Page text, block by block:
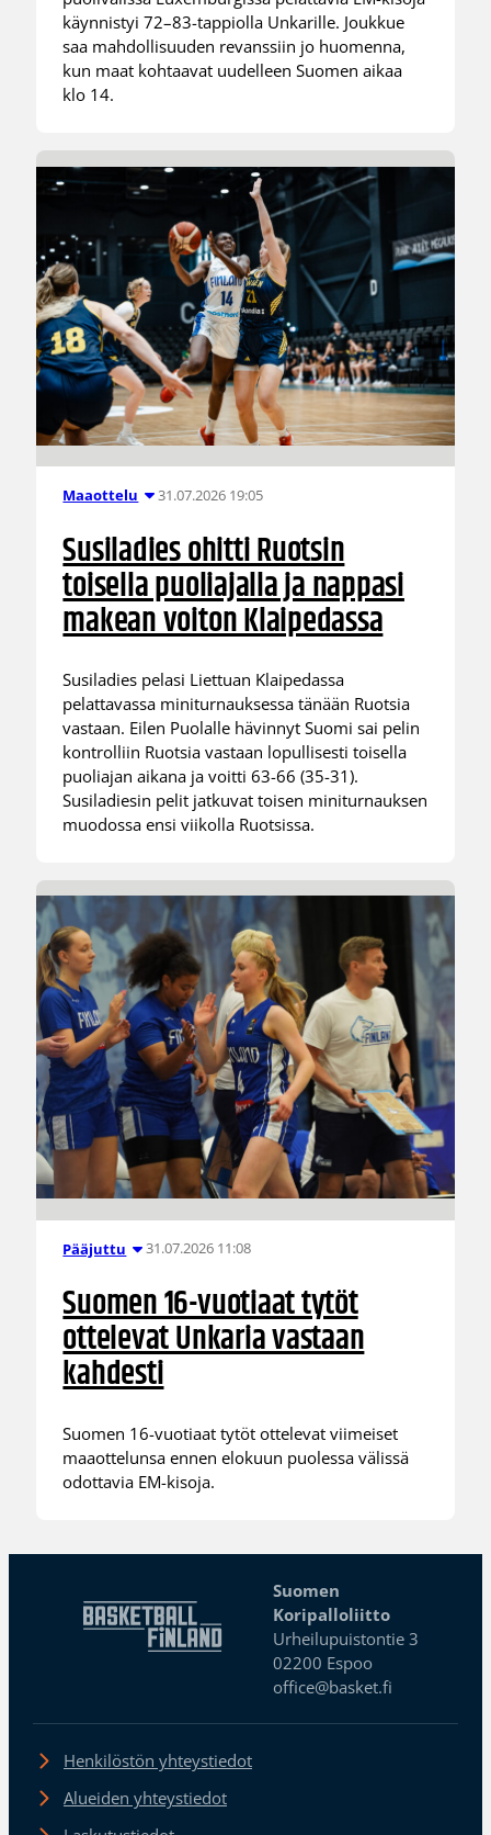
käynnistyi 72–83-tappiolla Unkarille. Joukkue
saa mahdollisuuden revanssiin jo huomenna,
kun maat kohtaavat uudelleen Suomen aikaa
klo 14.
Maaottelu 31.07.2026 19:05
Susiladies ohitti Ruotsin
toisella puoliajalla ja nappasi
makean voiton Klaipedassa
Susiladies pelasi Liettuan Klaipedassa
pelattavassa miniturnauksessa tänään Ruotsia
vastaan. Eilen Puolalle hävinnyt Suomi sai pelin
kontrolliin Ruotsia vastaan lopullisesti toisella
puoliajan aikana ja voitti 63-66 (35-31).
Susiladiesin pelit jatkuvat toisen miniturnauksen
muodossa ensi viikolla Ruotsissa.
Pääjuttu 31.07.2026 11:08
Suomen 16-vuotiaat tytöt
ottelevat Unkaria vastaan
kahdesti
Suomen 16-vuotiaat tytöt ottelevat viimeiset
maaottelunsa ennen elokuun puolessa välissä
odottavia EM-kisoja.
Suomen
Koripalloliitto
Urheilupuistontie 3
02200 Espoo
office@basket.fi
Henkilöstön yhteystiedot
Alueiden yhteystiedot